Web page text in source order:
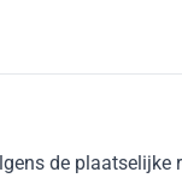
de plaatselijke